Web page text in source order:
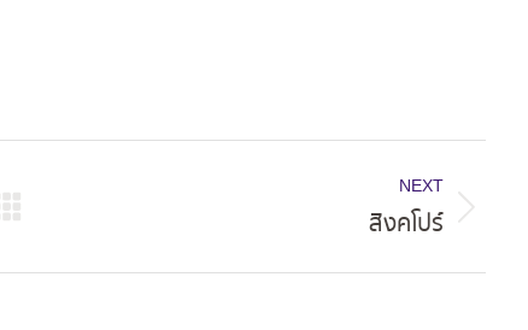
NEXT
สิงคโปร์